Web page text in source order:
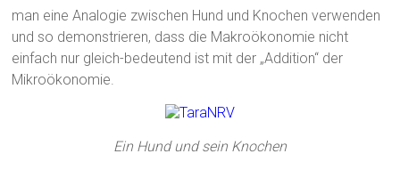
man eine Analogie zwischen Hund und Knochen verwenden
und so demonstrieren, dass die Makroökonomie nicht
einfach nur gleich-bedeutend ist mit der „Addition“ der
Mikroökonomie.
Ein Hund und sein Knochen